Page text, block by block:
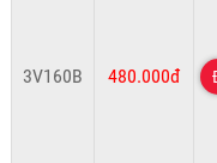
3V160B 480.000đ